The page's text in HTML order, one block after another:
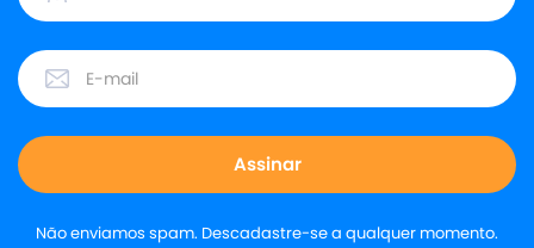
Não enviamos spam. Descadastre-se a qualquer momento.